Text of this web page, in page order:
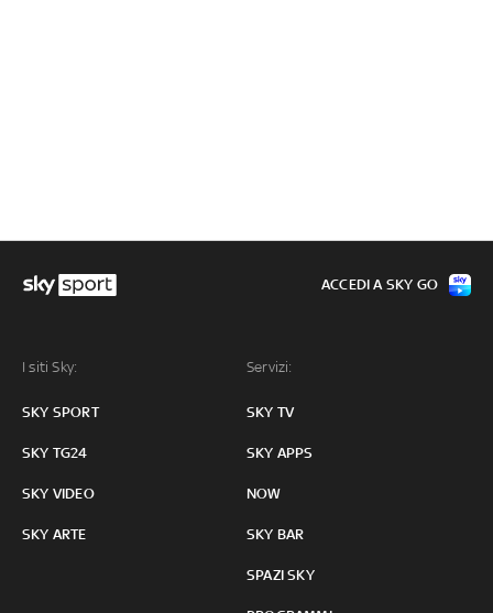
I siti Sky:
SKY SPORT
SKY TG24
SKY VIDEO
SKY ARTE
Servizi:
SKY TV
SKY APPS
NOW
SKY BAR
SPAZI SKY
ACCEDI A SKY GO